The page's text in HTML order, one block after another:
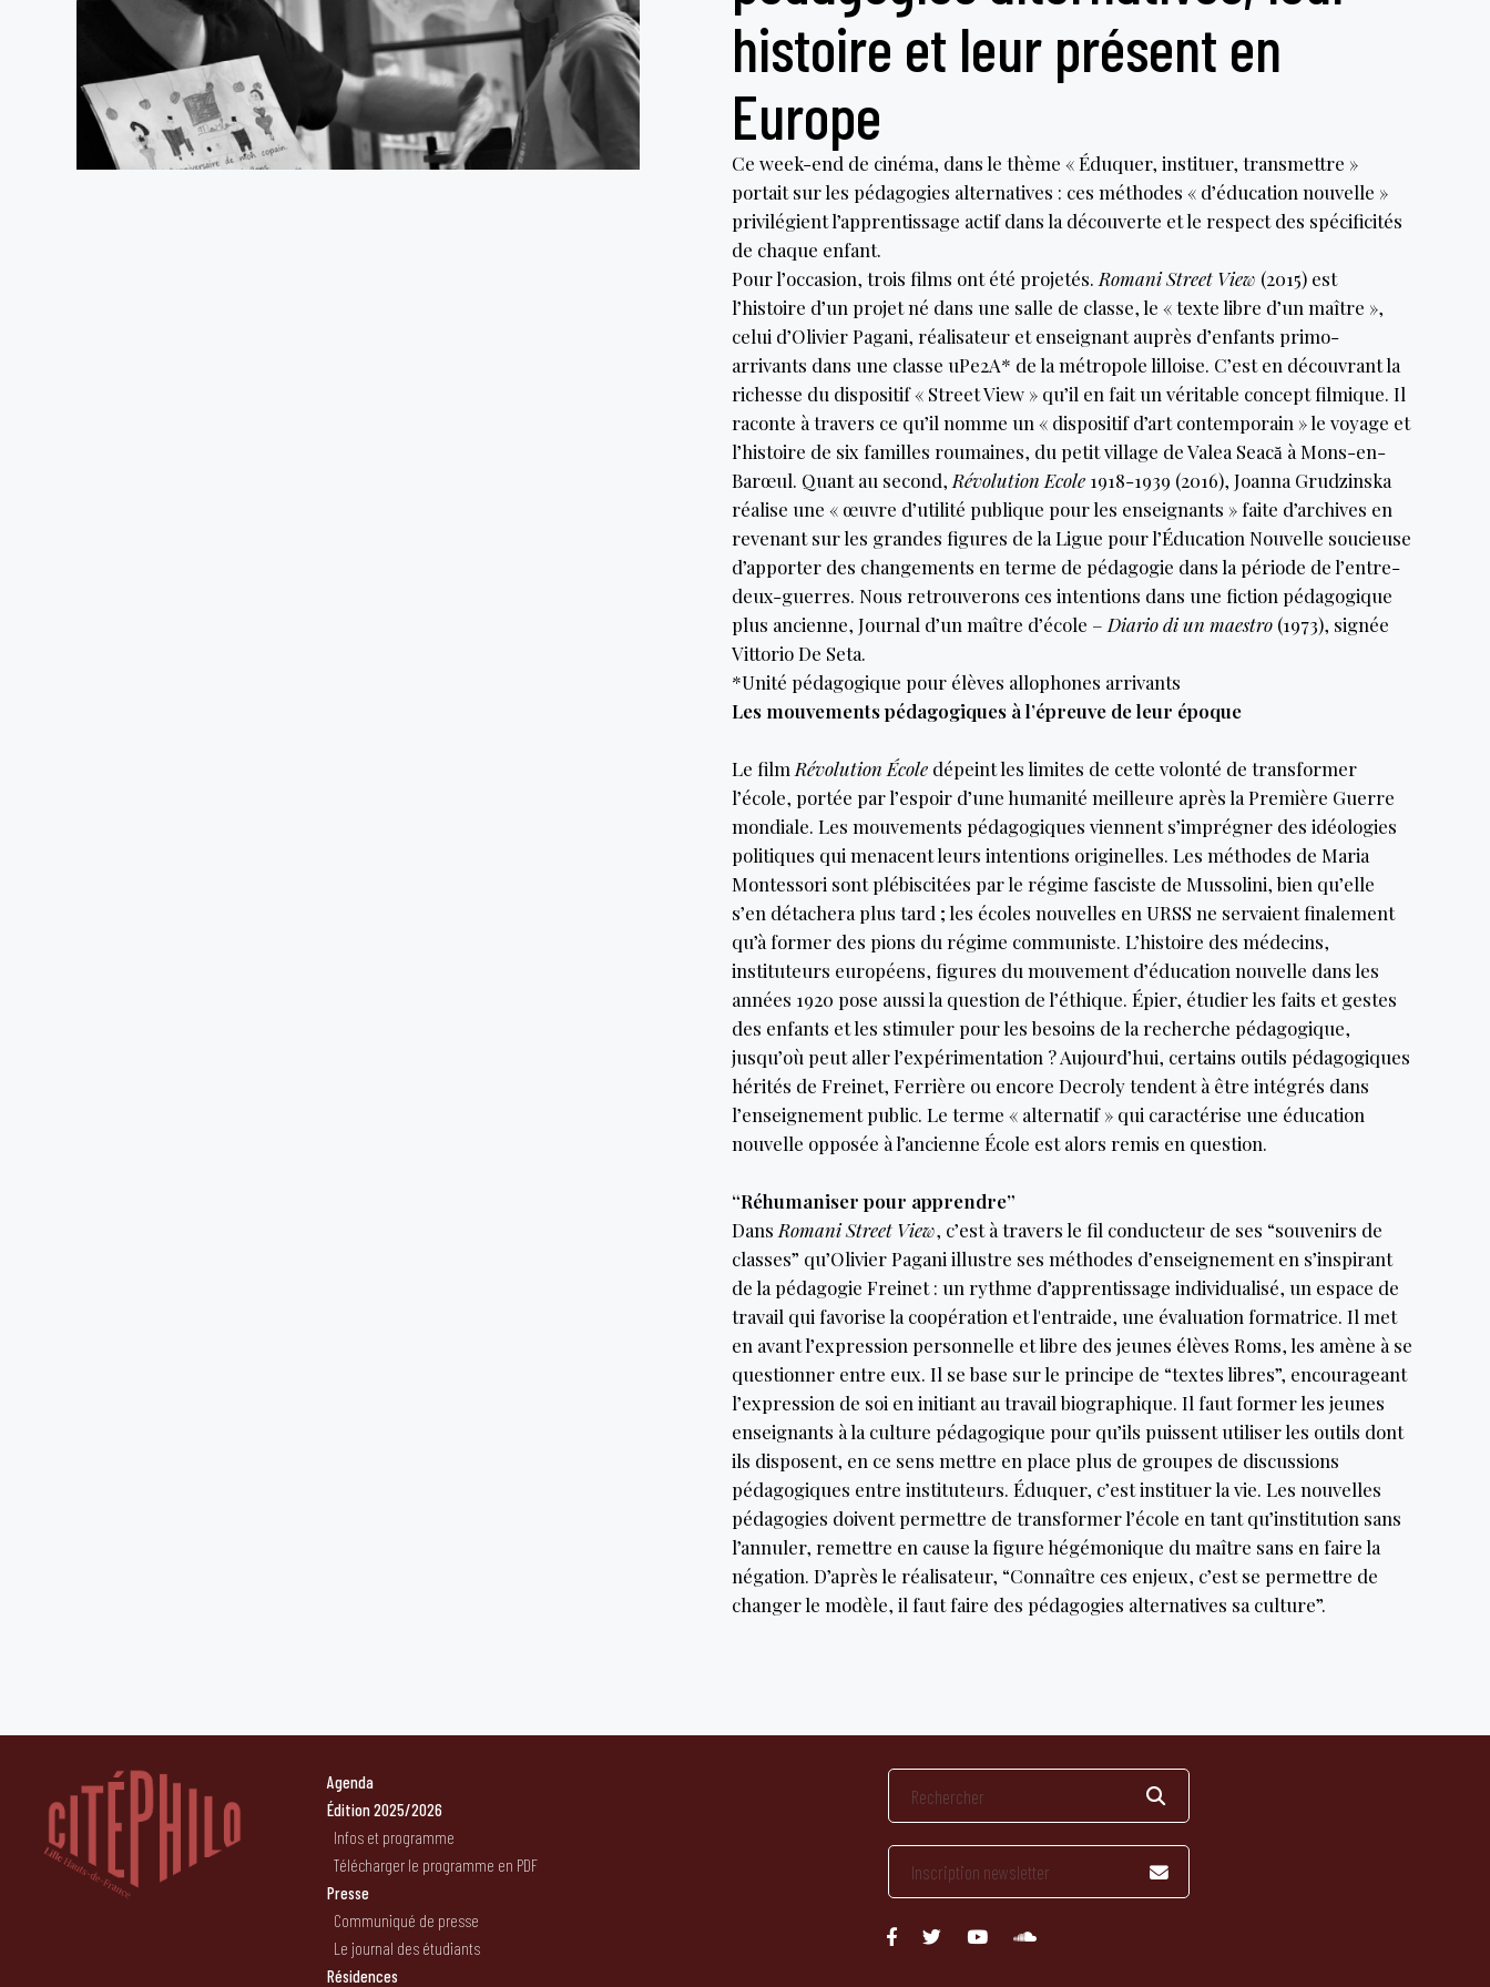
histoire et leur présent en
Europe
Ce week-end de cinéma, dans le thème « Éduquer, instituer, transmettre »
portait sur les pédagogies alternatives : ces méthodes « d’éducation nouvelle »
privilégient l’apprentissage actif dans la découverte et le respect des spécificités
de chaque enfant.
Pour l’occasion, trois films ont été projetés. Romani Street View (2015) est
l’histoire d’un projet né dans une salle de classe, le « texte libre d’un maître »,
celui d’Olivier Pagani, réalisateur et enseignant auprès d’enfants primo-
arrivants dans une classe uPe2A* de la métropole lilloise. C’est en découvrant la
richesse du dispositif « Street View » qu’il en fait un véritable concept filmique. Il
raconte à travers ce qu’il nomme un « dispositif d’art contemporain » le voyage et
l’histoire de six familles roumaines, du petit village de Valea Seacă à Mons-en-
Barœul. Quant au second, Révolution Ecole 1918-1939 (2016), Joanna Grudzinska
réalise une « œuvre d’utilité publique pour les enseignants » faite d’archives en
revenant sur les grandes figures de la Ligue pour l’Éducation Nouvelle soucieuse
d’apporter des changements en terme de pédagogie dans la période de l’entre-
deux-guerres. Nous retrouverons ces intentions dans une fiction pédagogique
plus ancienne, Journal d’un maître d’école – Diario di un maestro (1973), signée
Vittorio De Seta.
*Unité pédagogique pour élèves allophones arrivants
Les mouvements pédagogiques à l’épreuve de leur époque
Le film Révolution École dépeint les limites de cette volonté de transformer
l’école, portée par l’espoir d’une humanité meilleure après la Première Guerre
mondiale. Les mouvements pédagogiques viennent s’imprégner des idéologies
politiques qui menacent leurs intentions originelles. Les méthodes de Maria
Montessori sont plébiscitées par le régime fasciste de Mussolini, bien qu’elle
s’en détachera plus tard ; les écoles nouvelles en URSS ne servaient finalement
qu’à former des pions du régime communiste. L’histoire des médecins,
instituteurs européens, figures du mouvement d’éducation nouvelle dans les
années 1920 pose aussi la question de l’éthique. Épier, étudier les faits et gestes
des enfants et les stimuler pour les besoins de la recherche pédagogique,
jusqu’où peut aller l’expérimentation ? Aujourd’hui, certains outils pédagogiques
hérités de Freinet, Ferrière ou encore Decroly tendent à être intégrés dans
l’enseignement public. Le terme « alternatif » qui caractérise une éducation
nouvelle opposée à l’ancienne École est alors remis en question.
“Réhumaniser pour apprendre”
Dans Romani Street View, c’est à travers le fil conducteur de ses “souvenirs de
classes” qu’Olivier Pagani illustre ses méthodes d’enseignement en s’inspirant
de la pédagogie Freinet : un rythme d’apprentissage individualisé, un espace de
travail qui favorise la coopération et l'entraide, une évaluation formatrice. Il met
en avant l’expression personnelle et libre des jeunes élèves Roms, les amène à se
questionner entre eux. Il se base sur le principe de “textes libres”, encourageant
l’expression de soi en initiant au travail biographique. Il faut former les jeunes
enseignants à la culture pédagogique pour qu’ils puissent utiliser les outils dont
ils disposent, en ce sens mettre en place plus de groupes de discussions
pédagogiques entre instituteurs. Éduquer, c’est instituer la vie. Les nouvelles
pédagogies doivent permettre de transformer l’école en tant qu’institution sans
l’annuler, remettre en cause la figure hégémonique du maître sans en faire la
négation. D’après le réalisateur, “Connaître ces enjeux, c’est se permettre de
changer le modèle, il faut faire des pédagogies alternatives sa culture”.
Agenda
Édition 2025/2026
Infos et programme
Télécharger le programme en PDF
Presse
Communiqué de presse
Le journal des étudiants
Résidences